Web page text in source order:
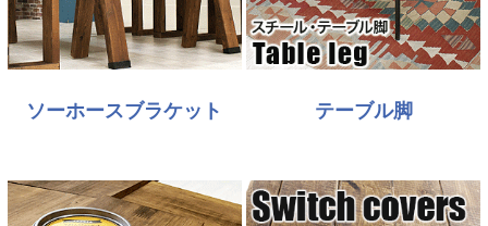
ソーホースブラケット テーブル脚